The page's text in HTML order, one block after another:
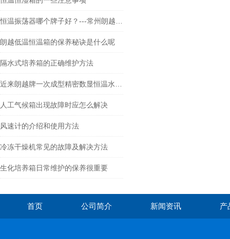
朗越低温恒温箱的保养秘诀是什么呢
隔水式培养箱的正确维护方法
人工气候箱出现故障时应怎么解决
风速计的介绍和使用方法
冷冻干燥机常见的故障及解决方法
生化培养箱日常维护的保养很重要
首页 公司简介 新闻资讯 产